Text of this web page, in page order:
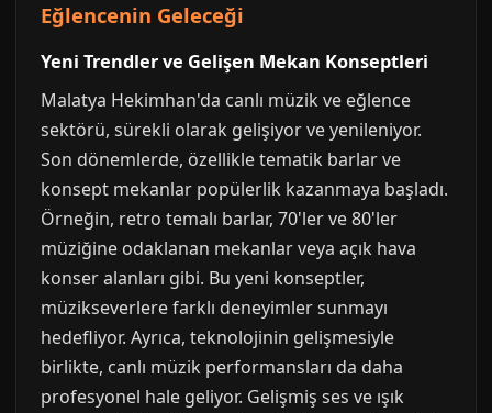
Eğlencenin Geleceği
Yeni Trendler ve Gelişen Mekan Konseptleri
Malatya Hekimhan'da canlı müzik ve eğlence
sektörü, sürekli olarak gelişiyor ve yenileniyor.
Son dönemlerde, özellikle tematik barlar ve
konsept mekanlar popülerlik kazanmaya başladı.
Örneğin, retro temalı barlar, 70'ler ve 80'ler
müziğine odaklanan mekanlar veya açık hava
konser alanları gibi. Bu yeni konseptler,
müzikseverlere farklı deneyimler sunmayı
hedefliyor. Ayrıca, teknolojinin gelişmesiyle
birlikte, canlı müzik performansları da daha
profesyonel hale geliyor. Gelişmiş ses ve ışık